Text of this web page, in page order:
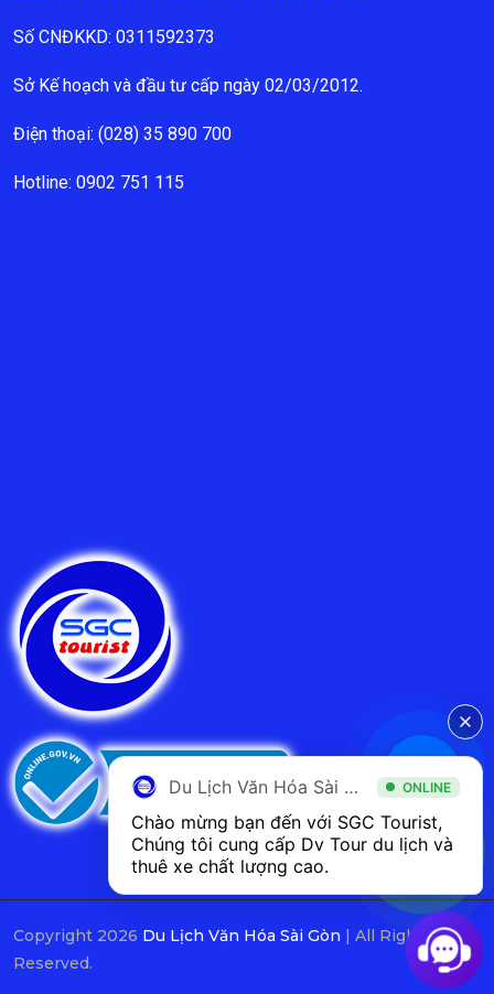
Số CNĐKKD: 0311592373
Sở Kế hoạch và đầu tư cấp ngày 02/03/2012.
Điện thoại: (028) 35 890 700
Hotline: 0902 751 115
Copyright 2026 Du Lịch Văn Hóa Sài Gòn | All Rights
Reserved.
Du Lịch Văn Hóa Sài Gòn ONLINE
Chào mừng bạn đến với SGC Tourist,
Chúng tôi cung cấp Dv Tour du lịch và
thuê xe chất lượng cao.